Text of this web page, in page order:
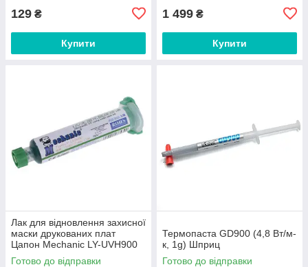
129 ₴
Купити
1 499 ₴
Купити
Лак для відновлення захисної
маски друкованих плат
Цапон Mechanic LY-UVH900
BGA зелений у шприці (20 гр)
Готово до відправки
Термопаста GD900 (4,8 Вт/м-
к, 1g) Шприц
Готово до відправки